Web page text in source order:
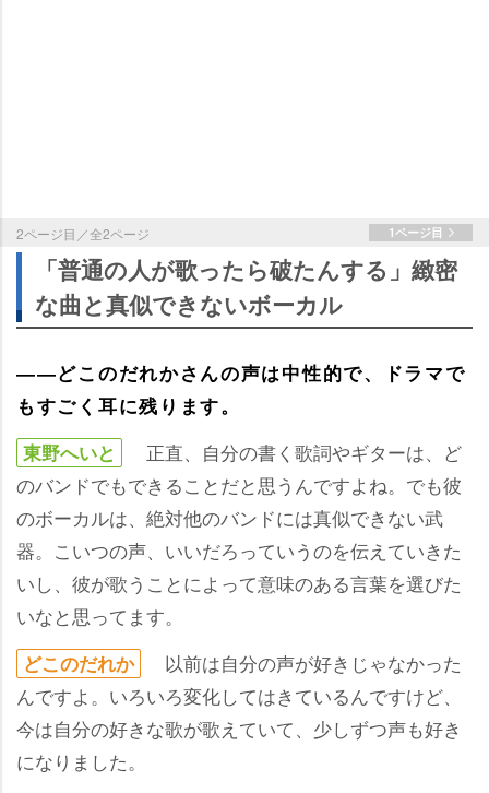
2ページ目／全2ページ 1ページ目
「普通の人が歌ったら破たんする」緻密
な曲と真似できないボーカル
――どこのだれかさんの声は中性的で、ドラマで
もすごく耳に残ります。
東野へいと
正直、自分の書く歌詞やギターは、ど
のバンドでもできることだと思うんですよね。でも彼
のボーカルは、絶対他のバンドには真似できない武
器。こいつの声、いいだろっていうのを伝えていきた
いし、彼が歌うことによって意味のある言葉を選びた
いなと思ってます。
どこのだれか
以前は自分の声が好きじゃなかった
んですよ。いろいろ変化してはきているんですけど、
今は自分の好きな歌が歌えていて、少しずつ声も好き
になりました。